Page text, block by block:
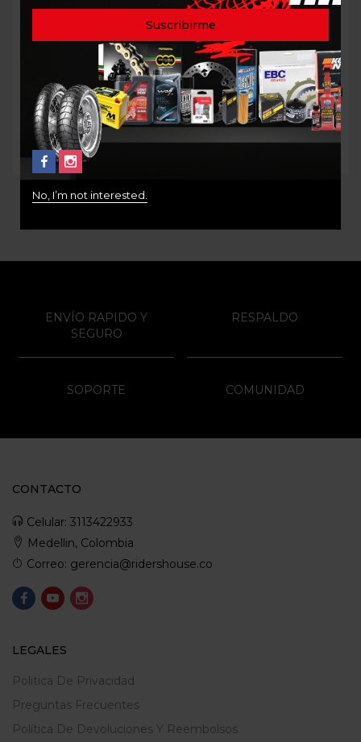
Aceite de Horquilla 7.5W
1Lt MOTOREX
$68.000
Aceite Motorex Top Speed
4T 10W40 1Lt
$60.000
No, I’m not interested.
ENVÍO RAPIDO Y
SEGURO
RESPALDO
SOPORTE COMUNIDAD
CONTACTO
Celular: 3113422933
Medellin, Colombia
Correo: gerencia@ridershouse.co
LEGALES
Politica De Privacidad
Preguntas Frecuentes
Política De Devoluciones Y Reembolsos